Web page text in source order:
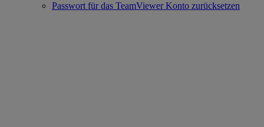
Passwort für das TeamViewer Konto zurücksetzen